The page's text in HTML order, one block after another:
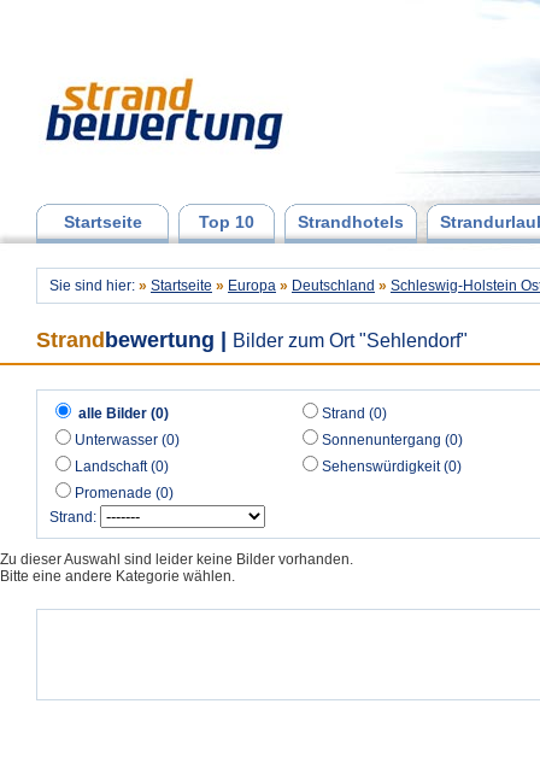
Startseite Top 10 Strandhotels
Sie sind hier: » Startseite » Europa » Deutschland » Schleswig-Holstein
Strand bewertung Bilder zum Ort "Sehlendorf"
alle Bilder (0)
Strand (0)
Unterwasser (0)
Sonnenuntergang (0)
Landschaft (0)
Sehenswürdigkeit (0)
Promenade (0)
Strand:
Zu dieser Auswahl sind leider keine Bilder vorhanden.
Bitte eine andere Kategorie wählen.